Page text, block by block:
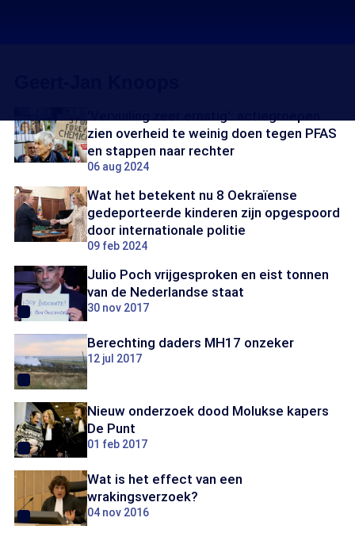
zien overheid te weinig doen tegen PFAS
en stappen naar rechter
06 aug 2024
Wat het betekent nu 8 Oekraïense
gedeporteerde kinderen zijn opgespoord
door internationale politie
09 feb 2024
Julio Poch vrijgesproken en eist tonnen
van de Nederlandse staat
30 nov 2017
Berechting daders MH17 onzeker
12 jul 2017
Nieuw onderzoek dood Molukse kapers
De Punt
01 feb 2017
Wat is het effect van een
wrakingsverzoek?
04 nov 2016